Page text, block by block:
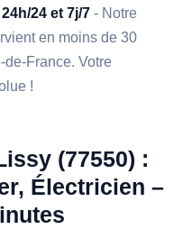
24 et 7j/7 - Notre
en moins de 30
de-France. Votre
!
(77550) :
Électricien –